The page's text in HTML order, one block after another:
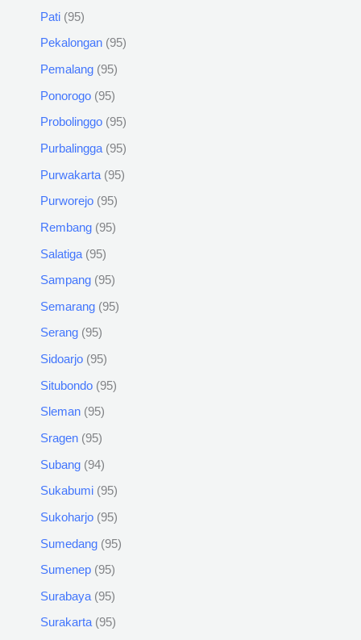
Pati 95
Pekalongan 95
Pemalang 95
Ponorogo 95
Probolinggo 95
Purbalingga 95
Purwakarta 95
Purworejo 95
Rembang 95
Salatiga 95
Sampang 95
Semarang 95
Serang 95
Sidoarjo 95
Situbondo 95
Sleman 95
Sragen 95
Subang 94
Sukabumi 95
Sukoharjo 95
Sumedang 95
Sumenep 95
Surabaya 95
Surakarta 95